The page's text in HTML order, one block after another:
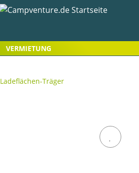
VERMIETUNG
Ladeflächen-Träger